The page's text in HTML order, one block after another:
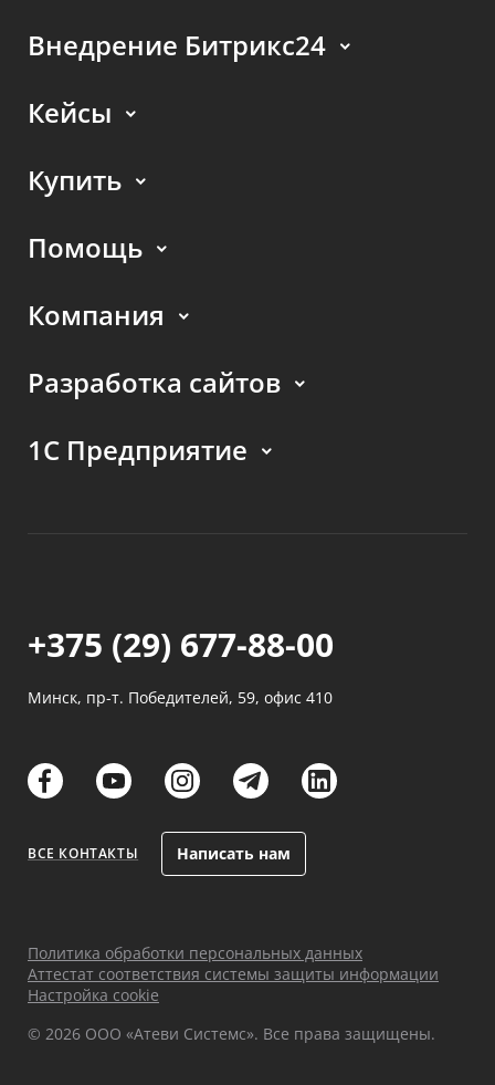
Внедрение Битрикс24
Разработка сайтов
1С Предприятие
Кейсы
Купить
Помощь
Компания
+375 (29) 677-88-00
Минск, пр-т. Победителей, 59, офис 410
links links links links
ВСЕ КОНТАКТЫ Написать нам
Политика обработки персональных данных
Аттестат соответствия системы защиты информации
Настройка cookie
© 2026 ООО «Атеви Системс». Все права защищены.